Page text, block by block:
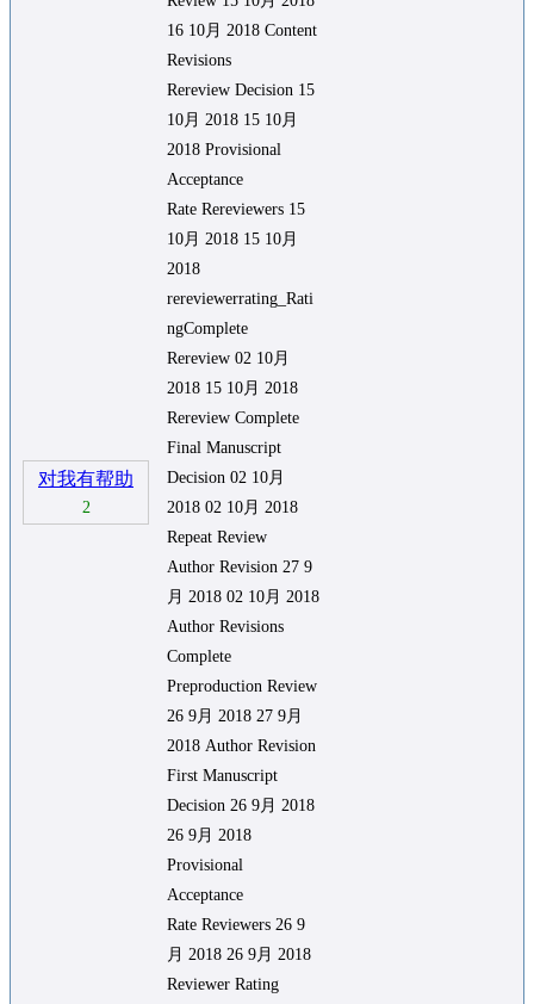
对我有帮助
2
16 10月 2018 Content
Revisions
Rereview Decision 15
10月 2018 15 10月
2018 Provisional
Acceptance
Rate Rereviewers 15
10月 2018 15 10月
2018
rereviewerrating_Rati
ngComplete
Rereview 02 10月
2018 15 10月 2018
Rereview Complete
Final Manuscript
Decision 02 10月
2018 02 10月 2018
Repeat Review
Author Revision 27 9
月 2018 02 10月 2018
Author Revisions
Complete
Preproduction Review
26 9月 2018 27 9月
2018 Author Revision
First Manuscript
Decision 26 9月 2018
26 9月 2018
Provisional
Acceptance
Rate Reviewers 26 9
月 2018 26 9月 2018
Reviewer Rating